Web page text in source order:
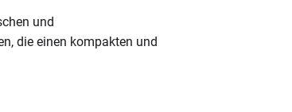
und
die einen kompakten und